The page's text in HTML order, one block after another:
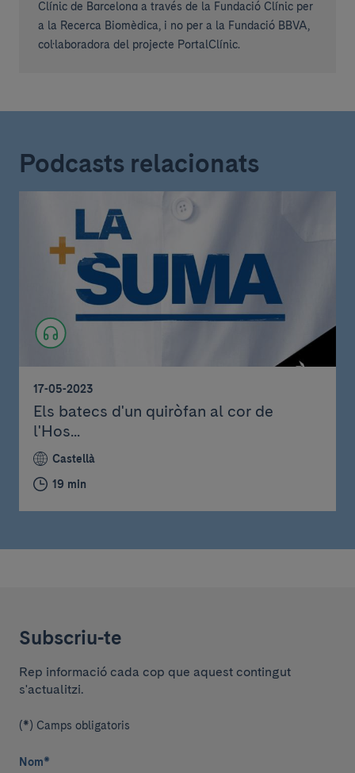
Clínic de Barcelona a través de la Fundació Clínic per
a la Recerca Biomèdica, i no per a la Fundació BBVA,
col·laboradora del projecte PortalClínic.
Podcasts relacionats
17-05-2023
Els batecs d'un quiròfan al cor de
l'Hos...
Castellà
19 min
Subscriu-te
Rep informació cada cop que aquest contingut
s'actualitzi.
(*) Camps obligatoris
Nom*